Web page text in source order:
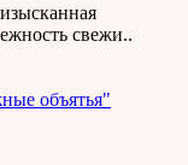
свежи..